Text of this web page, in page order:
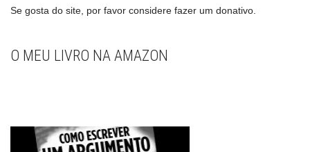
Se gosta do site, por favor considere fazer um donativo.
O MEU LIVRO NA AMAZON